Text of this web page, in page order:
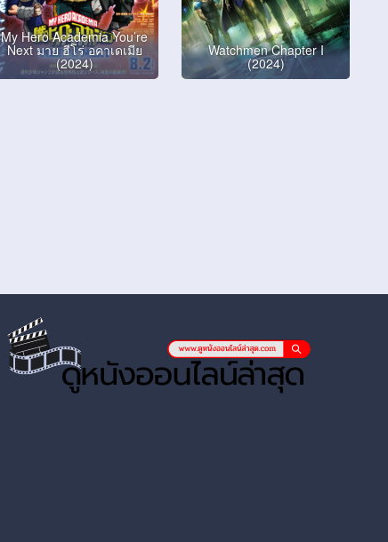
My Hero Academia You’re
Next มาย ฮีโร่ อคาเดเมีย
(2024)
Watchmen Chapter I
(2024)